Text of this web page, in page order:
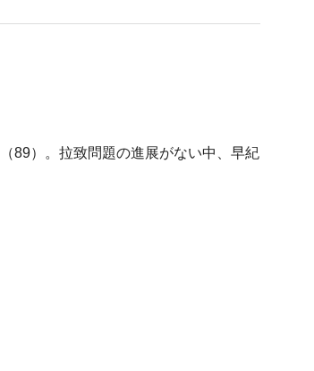
89）。拉致問題の進展がない中、早紀